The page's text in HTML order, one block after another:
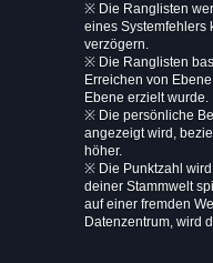
※ Die Ranglisten
eines Systemfehlers
verzögern.
※ Die Ranglisten
Erreichen von
Ebene erzielt wurde.
※ Die persönliche
angezeigt wird,
höher.
※ Die Punktzahl
deiner Stammwelt
auf einer fremden
Datenzentrum, wird